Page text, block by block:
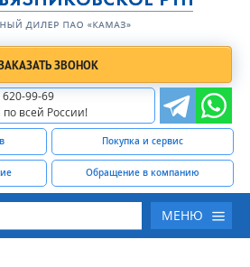
ЗВОНОК
620-99-69
всей России!
Покупка и сервис
Обращение в компанию
МЕНЮ